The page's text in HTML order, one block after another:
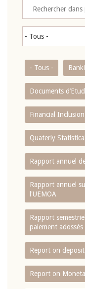
- Tous -
Documents
Financial
Quaterly
Rapport annuel
Rapport annuel
l'UEMOA
Rapport
paiement
Report on
Report on